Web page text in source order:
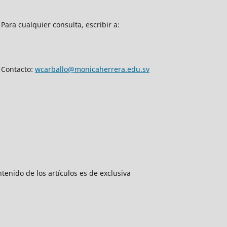
Para cualquier consulta, escribir a:
Contacto: wcarballo@monicaherrera.edu.sv
de los artículos es de exclusiva